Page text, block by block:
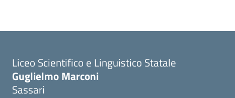
Liceo Scientifico e Linguistico Statale
Guglielmo Marconi
Sassari